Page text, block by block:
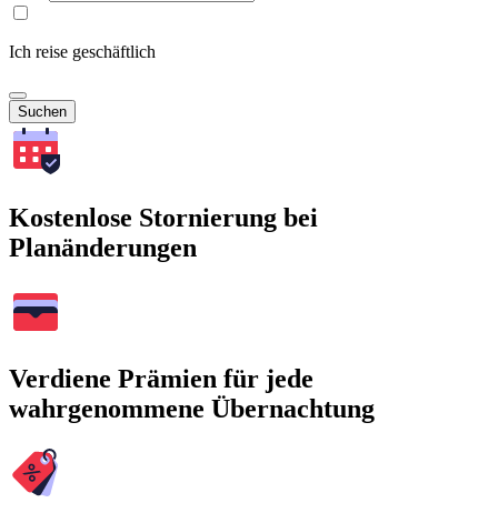
Ich reise geschäftlich
Suchen
Kostenlose Stornierung bei
Planänderungen
Verdiene Prämien für jede
wahrgenommene Übernachtung